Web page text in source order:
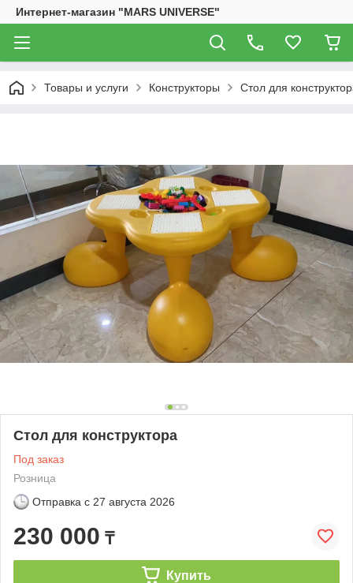
Интернет-магазин "MARS UNIVERSE"
Товары и услуги Конструкторы Стол для
Стол для конструктора
Под заказ
Розница
Отправка с 27 августа 2026
230 000 ₸
Купить